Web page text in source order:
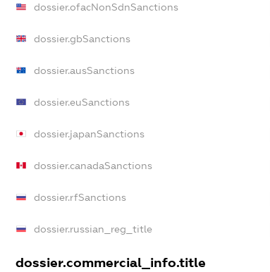
dossier.ofacNonSdnSanctions
dossier.gbSanctions
dossier.ausSanctions
dossier.euSanctions
dossier.japanSanctions
dossier.canadaSanctions
dossier.rfSanctions
dossier.russian_reg_title
dossier.commercial_info.title